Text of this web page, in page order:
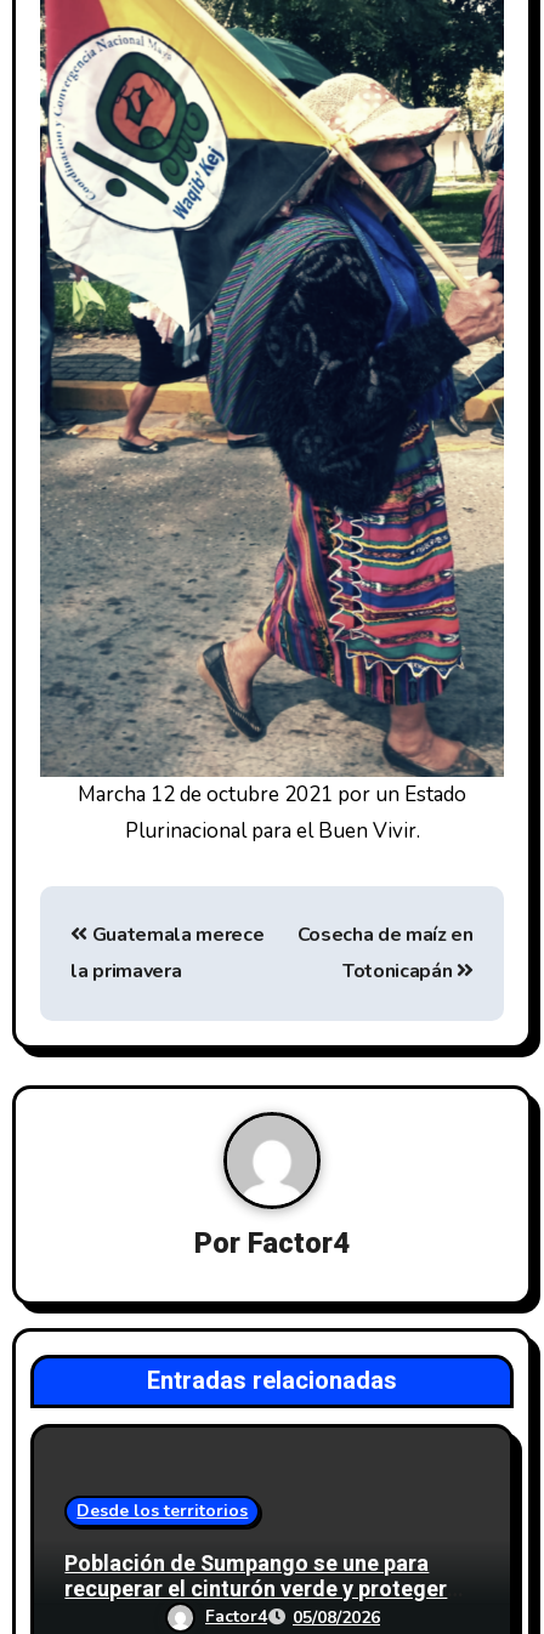
Marcha 12 de octubre 2021 por un Estado
Plurinacional para el Buen Vivir.
Guatemala merece
la primavera
Cosecha de maíz en
Totonicapán
Por Factor4
Entradas relacionadas
Desde los territorios
Población de Sumpango se une para
recuperar el cinturón verde y proteger
cinco nacimientos de agua
Factor4 05/08/2026